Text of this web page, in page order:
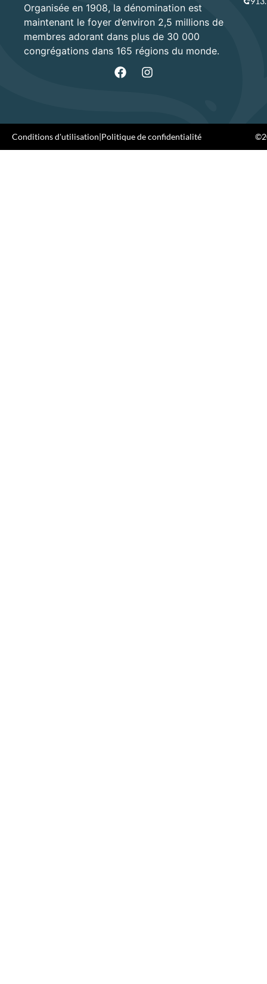
Organisée en 1908, la dénomination est
maintenant le foyer d’environ 2,5 millions de
membres adorant dans plus de 30 000
congrégations dans 165 régions du monde.
Conditions d'utilisation|Politique de confidentialité